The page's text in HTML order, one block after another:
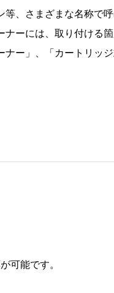
、さまざまな名称で
ーには、取り付ける
ー」、「カートリッ
可能です。